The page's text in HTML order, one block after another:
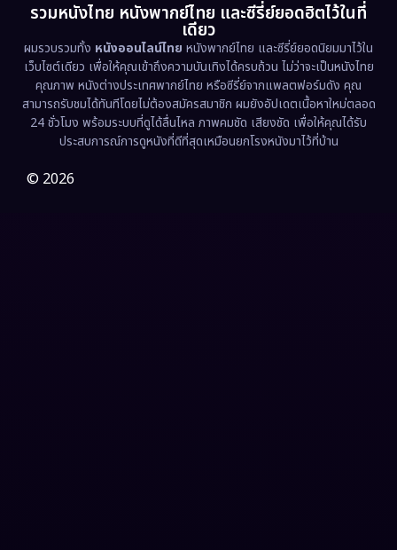
Family ครอบครัว (375)
Fantasy จินตนาการ (341)
Fiction (9)
Film (57)
Gothic
รวมหนังไทย หนังพากย์ไทย และซีรี่ย์ยอดฮิตไว้ในที่
เดียว
ผมรวบรวมทั้ง หนังออนไลน์ไทย หนังพากย์ไทย และซีรี่ย์ยอดนิยมมาไว้ใน
เว็บไซต์เดียว เพื่อให้คุณเข้าถึงความบันเทิงได้ครบถ้วน ไม่ว่าจะเป็นหนังไทย
คุณภาพ หนังต่างประเทศพากย์ไทย หรือซีรี่ย์จากแพลตฟอร์มดัง คุณ
สามารถรับชมได้ทันทีโดยไม่ต้องสมัครสมาชิก ผมยังอัปเดตเนื้อหาใหม่ตลอด
24 ชั่วโมง พร้อมระบบที่ดูได้ลื่นไหล ภาพคมชัด เสียงชัด เพื่อให้คุณได้รับ
ประสบการณ์การดูหนังที่ดีที่สุดเหมือนยกโรงหนังมาไว้ที่บ้าน
© 2026